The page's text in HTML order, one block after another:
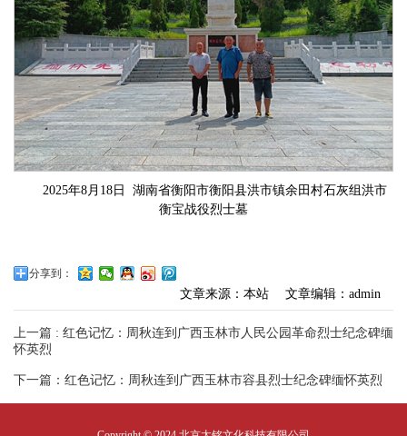
2025年8月18日 湖南省衡阳市衡阳县洪市镇余田村石灰组洪市
衡宝战役烈士墓
分享到：
文章来源：本站 文章编辑：admin
上一篇 : 红色记忆：周秋连到广西玉林市人民公园革命烈士纪念碑缅
怀英烈
下一篇：红色记忆：周秋连到广西玉林市容县烈士纪念碑缅怀英烈